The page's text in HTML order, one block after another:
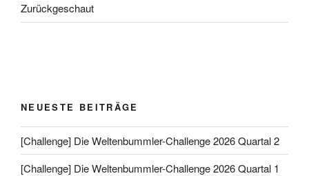
Zurückgeschaut
NEUESTE BEITRÄGE
[Challenge] Die Weltenbummler-Challenge 2026 Quartal 2
[Challenge] Die Weltenbummler-Challenge 2026 Quartal 1